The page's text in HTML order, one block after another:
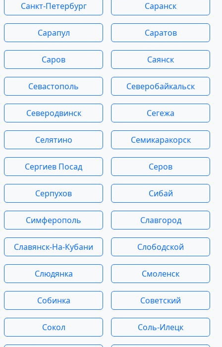
Санкт-Петербург Саранск
Сарапул Саратов
Саров Саянск
Севастополь Северобайкальск
Северодвинск Сегежа
Селятино Семикаракорск
Сергиев Посад Серов
Серпухов Сибай
Симферополь Славгород
Славянск-На-Кубани Слободской
Слюдянка Смоленск
Собинка Советский
Сокол Соль-Илецк